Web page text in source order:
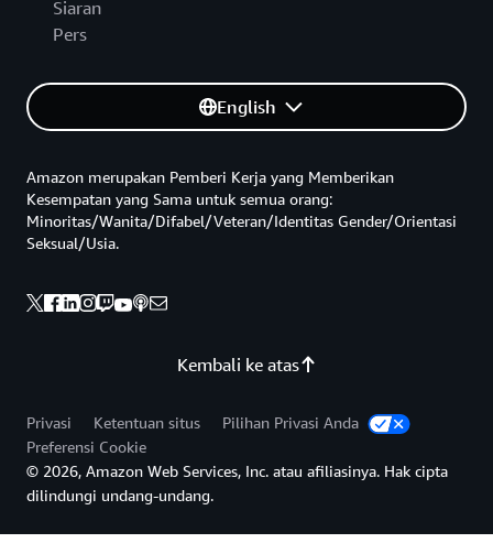
Siaran
Pers
English
Kembali ke atas
Amazon merupakan Pemberi Kerja yang Memberikan
Kesempatan yang Sama untuk semua orang:
Minoritas/Wanita/Difabel/Veteran/Identitas Gender/Orientasi
Seksual/Usia.
Privasi Ketentuan situs
Pilihan Privasi Anda
Preferensi Cookie
© 2026, Amazon Web Services, Inc. atau afiliasinya. Hak cipta
dilindungi undang-undang.